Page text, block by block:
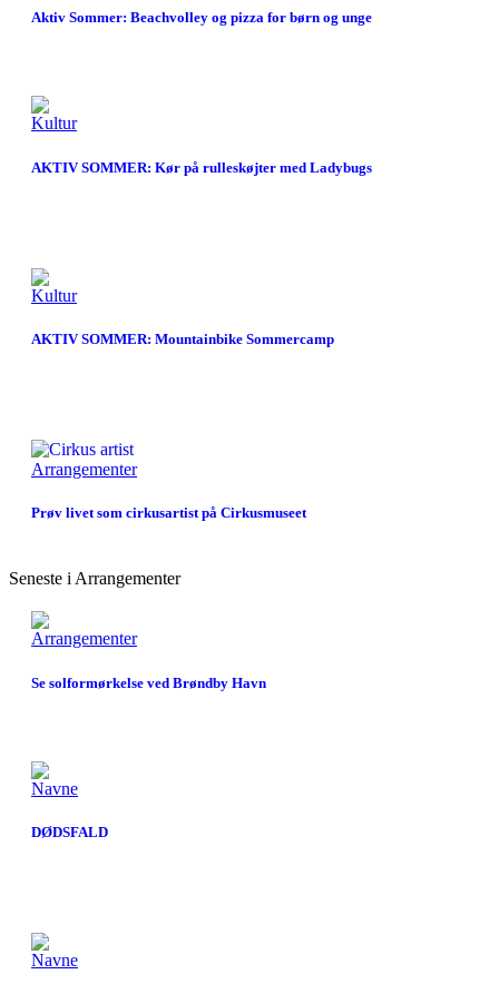
Aktiv Sommer: Beachvolley og pizza for børn og unge
Kultur
AKTIV SOMMER: Kør på rulleskøjter med Ladybugs
Kultur
AKTIV SOMMER: Mountainbike Sommercamp
Arrangementer
Prøv livet som cirkusartist på Cirkusmuseet
Seneste i Arrangementer
Arrangementer
Se solformørkelse ved Brøndby Havn
Navne
DØDSFALD
Navne